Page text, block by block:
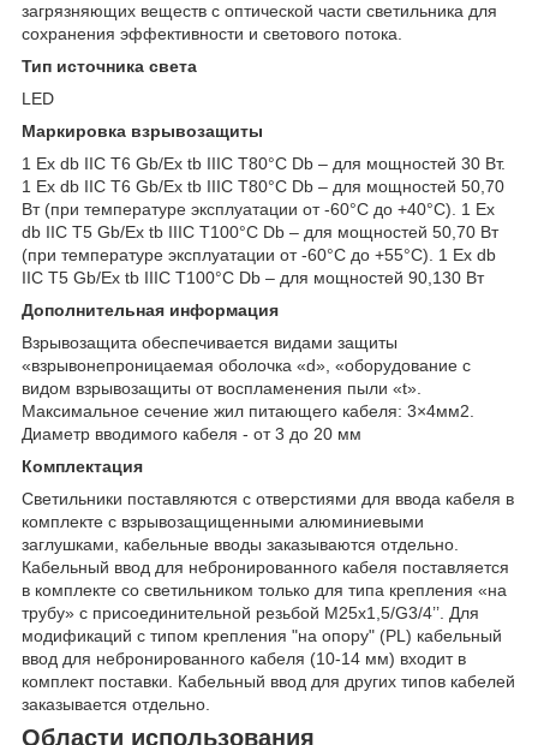
загрязняющих веществ с оптической части светильника для
сохранения эффективности и светового потока.
Тип источника света
LED
Маркировка взрывозащиты
1 Ex db IIC T6 Gb/Ex tb IIIC T80°C Db – для мощностей 30 Вт.
1 Ex db IIC T6 Gb/Ex tb IIIC T80°C Db – для мощностей 50,70
Вт (при температуре эксплуатации от -60°C до +40°C). 1 Ex
db IIC T5 Gb/Ex tb IIIC T100°C Db – для мощностей 50,70 Вт
(при температуре эксплуатации от -60°C до +55°C). 1 Ex db
IIC T5 Gb/Ex tb IIIC T100°C Db – для мощностей 90,130 Вт
Дополнительная информация
Взрывозащита обеспечивается видами защиты
«взрывонепроницаемая оболочка «d», «оборудование с
видом взрывозащиты от воспламенения пыли «t».
Максимальное сечение жил питающего кабеля: 3×4мм2.
Диаметр вводимого кабеля - от 3 до 20 мм
Комплектация
Светильники поставляются с отверстиями для ввода кабеля в
комплекте c взрывозащищенными алюминиевыми
заглушками, кабельные вводы заказываются отдельно.
Кабельный ввод для небронированного кабеля поставляется
в комплекте со светильником только для типа крепления «на
трубу» с присоединительной резьбой M25x1,5/G3/4’’. Для
модификаций с типом крепления "на опору" (PL) кабельный
ввод для небронированного кабеля (10-14 мм) входит в
комплект поставки. Кабельный ввод для других типов кабелей
заказывается отдельно.
Области использования